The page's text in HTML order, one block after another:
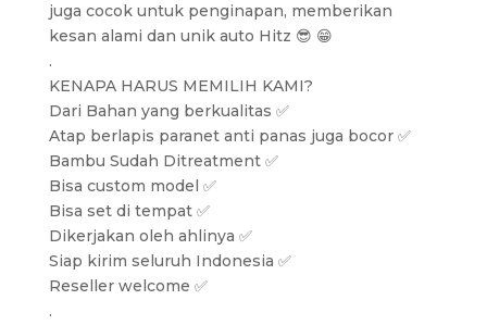
juga cocok untuk penginapan, memberikan
kesan alami dan unik auto Hitz 😎 😁
.
KENAPA HARUS MEMILIH KAMI?
Dari Bahan yang berkualitas ✅
Atap berlapis paranet anti panas juga bocor ✅
Bambu Sudah Ditreatment ✅
Bisa custom model ✅
Bisa set di tempat ✅
Dikerjakan oleh ahlinya ✅
Siap kirim seluruh Indonesia ✅
Reseller welcome ✅
.